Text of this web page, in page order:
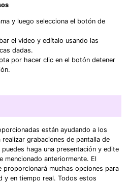
y luego selecciona el botón de
el video y edítalo usando las
dadas.
por hacer clic en el botón detener
están ayudando a los
grabaciones de pantalla de
haga una presentación y edite
mencionado anteriormente. El
proporcionará muchas opciones para
y en tiempo real. Todos estos